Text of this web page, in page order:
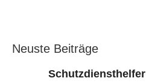
Neuste Beiträge
Schutzdiensthelfer